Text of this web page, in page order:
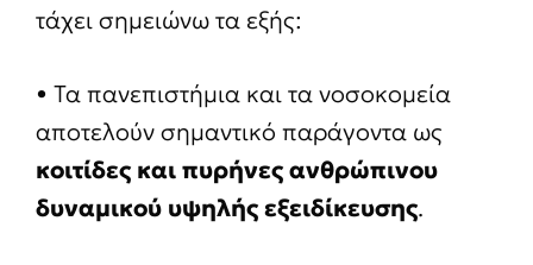
τάχει σημειώνω τα εξής:
• Τα πανεπιστήμια και τα νοσοκομεία
αποτελούν σημαντικό παράγοντα ως
κοιτίδες και πυρήνες ανθρώπινου
δυναμικού υψηλής εξειδίκευσης.